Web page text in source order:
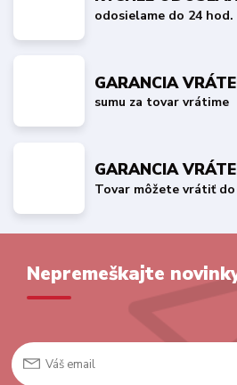
odosielame do 24 hod.
GARANCIA
sumu za tovar vrátime
GARANCIA
Tovar môžete vrátiť
Nepremeškajte